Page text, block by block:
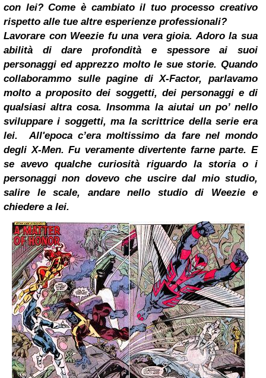
con lei? Come è cambiato il tuo processo creativo
rispetto alle tue altre esperienze professionali?
Lavorare con Weezie fu una vera gioia. Adoro la sua
abilità di dare profondità e spessore ai suoi
personaggi ed apprezzo molto le sue storie. Quando
collaborammo sulle pagine di X-Factor, parlavamo
molto a proposito dei soggetti, dei personaggi e di
qualsiasi altra cosa. Insomma la aiutai un po’ nello
sviluppare i soggetti, ma la scrittrice della serie era
lei.
All'epoca c’era moltissimo da fare nel mondo
degli X-Men. Fu veramente divertente farne parte. E
se avevo qualche curiosità riguardo la storia o i
personaggi non dovevo che uscire dal mio studio,
salire le scale, andare nello studio di Weezie e
chiedere a lei.